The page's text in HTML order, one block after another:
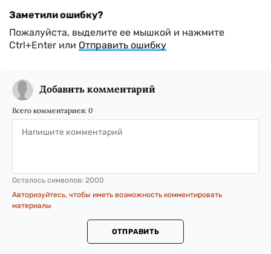
Заметили ошибку?
Пожалуйста, выделите ее мышкой и нажмите
Ctrl+Enter или Отправить ошибку
Добавить комментарий
Всего комментариев: 0
Осталось символов: 2000
Авторизуйтесь, чтобы иметь возможность комментировать
материалы
ОТПРАВИТЬ